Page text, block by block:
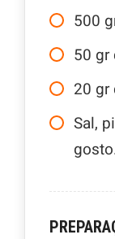
500
50 gr
20 gr
Sal,